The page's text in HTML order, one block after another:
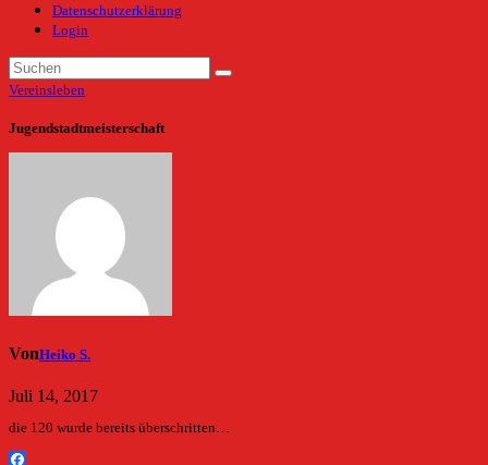
Datenschutzerklärung
Login
Vereinsleben
Jugendstadtmeisterschaft
VonHeiko S.
Juli 14, 2017
die 120 wurde bereits überschritten…